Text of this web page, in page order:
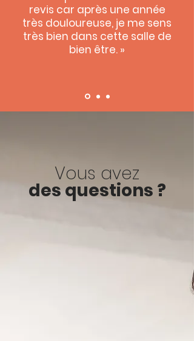
revis car après une année
très douloureuse, je me sens
très bien dans cette salle de
bien être. »
Vous avez
des questions ?